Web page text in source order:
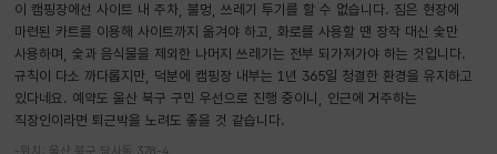
이 캠핑장에선 사이트 내 주차, 불멍, 쓰레기 투기를 할 수 없습니다. 짐은 현장에
마련된 카트를 이용해 사이트까지 옮겨야 하고, 화로를 사용할 땐 장작 대신 숯만
사용하며, 숯과 음식물을 제외한 나머지 쓰레기는 전부 되가져가야 하는 것입니다.
규칙이 다소 까다롭지만, 덕분에 캠핑장 내부는 1년 365일 청결한 환경을 유지하고
있다네요. 예약도 울산 북구 구민 우선으로 진행 중이니, 인근에 거주하는
직장인이라면 퇴근박을 노려도 좋을 것 같습니다.
-위치: 울산 북구 당사동 378-4